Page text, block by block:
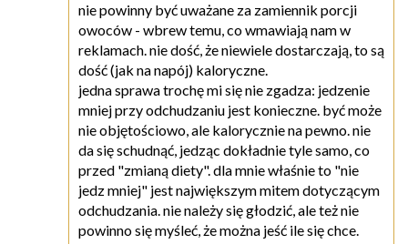
nie powinny być uważane za zamiennik porcji
owoców - wbrew temu, co wmawiają nam w
reklamach. nie dość, że niewiele dostarczają, to są
dość (jak na napój) kaloryczne.
jedna sprawa trochę mi się nie zgadza: jedzenie
mniej przy odchudzaniu jest konieczne. być może
nie objętościowo, ale kalorycznie na pewno. nie
da się schudnąć, jedząc dokładnie tyle samo, co
przed "zmianą diety". dla mnie właśnie to "nie
jedz mniej" jest największym mitem dotyczącym
odchudzania. nie należy się głodzić, ale też nie
powinno się myśleć, że można jeść ile się chce.